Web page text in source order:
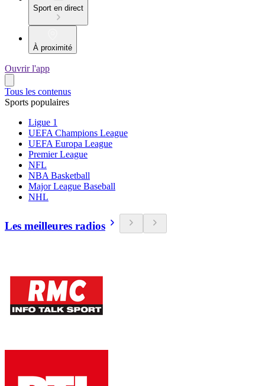
Sport en direct
À proximité
Ouvrir l'app
Tous les contenus
Sports populaires
Ligue 1
UEFA Champions League
UEFA Europa League
Premier League
NFL
NBA Basketball
Major League Baseball
NHL
Les meilleures radios